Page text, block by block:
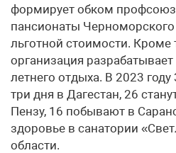
формирует обком
пансионаты
льготной стоимости. Кроме
организация
летнего отдыха. В 2023
три дня в Дагестан, 26
Пензу, 16 побывают в
здоровье в санатории
области.